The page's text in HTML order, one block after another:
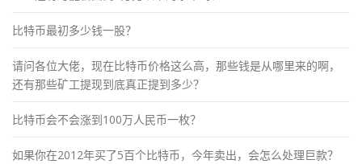
比特币最初多少钱一股？
请问各位大佬，现在比特币价格这么高，那些钱是从哪里来的啊，
还有那些矿工提现到底真正提到多少？
比特币会不会涨到100万人民币一枚？
如果你在2012年买了5百个比特币，今年卖出，会怎么处理巨款？